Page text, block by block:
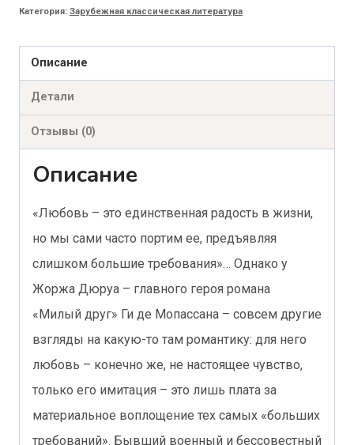
Категория: Зарубежная классическая литература
Описание
Детали
Отзывы (0)
Описание
«Любовь – это единственная радость в жизни,
но мы сами часто портим ее, предъявляя
слишком большие требования»… Однако у
Жоржа Дюруа – главного героя романа
«Милый друг» Ги де Мопассана – совсем другие
взгляды на какую-то там романтику: для него
любовь – конечно же, не настоящее чувство,
только его имитация – это лишь плата за
материальное воплощение тех самых «больших
требований». Бывший военный и бессовестный